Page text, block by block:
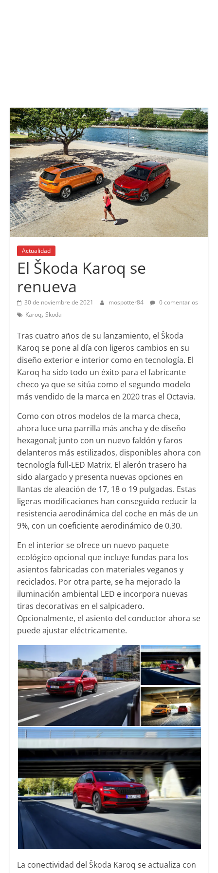
Actualidad
El Škoda Karoq se
renueva
30 de noviembre de 2021 mospotter84
0 comentarios
Karoq, Skoda
Tras cuatro años de su lanzamiento, el Škoda
Karoq se pone al día con ligeros cambios en su
diseño exterior e interior como en tecnología. El
Karoq ha sido todo un éxito para el fabricante
checo ya que se sitúa como el segundo modelo
más vendido de la marca en 2020 tras el Octavia.
Como con otros modelos de la marca checa,
ahora luce una parrilla más ancha y de diseño
hexagonal; junto con un nuevo faldón y faros
delanteros más estilizados, disponibles ahora con
tecnología full-LED Matrix. El alerón trasero ha
sido alargado y presenta nuevas opciones en
llantas de aleación de 17, 18 o 19 pulgadas. Estas
ligeras modificaciones han conseguido reducir la
resistencia aerodinámica del coche en más de un
9%, con un coeficiente aerodinámico de 0,30.
En el interior se ofrece un nuevo paquete
ecológico opcional que incluye fundas para los
asientos fabricadas con materiales veganos y
reciclados. Por otra parte, se ha mejorado la
iluminación ambiental LED e incorpora nuevas
tiras decorativas en el salpicadero.
Opcionalmente, el asiento del conductor ahora se
puede ajustar eléctricamente.
La conectividad del Škoda Karoq se actualiza con